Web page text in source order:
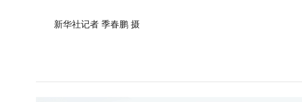
新华社记者 季春鹏 摄